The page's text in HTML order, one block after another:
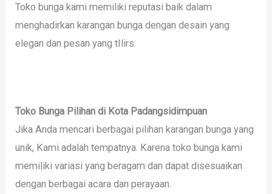
Toko bunga kami memiliki reputasi baik dalam
menghadirkan karangan bunga dengan desain yang
elegan dan pesan yang tIlirs.
Toko Bunga Pilihan di Kota Padangsidimpuan
Jika Anda mencari berbagai pilihan karangan bunga yang
unik, Kami adalah tempatnya. Karena toko bunga kami
memiliki variasi yang beragam dan dapat disesuaikan
dengan berbagai acara dan perayaan.